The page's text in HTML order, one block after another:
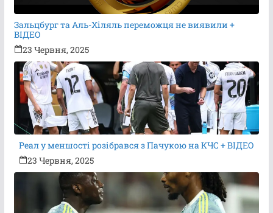
Зальцбург та Аль-Хіляль переможця не виявили +
ВІДЕО
23 Червня, 2025
Реал у меншості розібрався з Пачукою на КЧС + ВІДЕО
23 Червня, 2025